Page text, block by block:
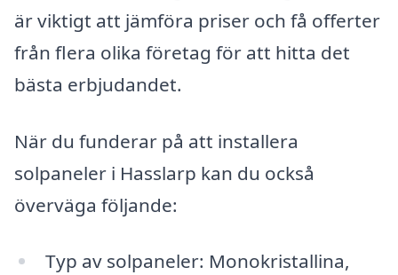
är viktigt att jämföra priser och få offerter
från flera olika företag för att hitta det
bästa erbjudandet.
När du funderar på att installera
solpaneler i Hasslarp kan du också
överväga följande:
Typ av solpaneler: Monokristallina,